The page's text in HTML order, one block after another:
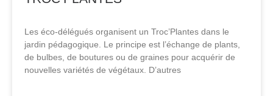
Les éco-délégués organisent un Troc’Plantes dans le
jardin pédagogique. Le principe est l’échange de plants,
de bulbes, de boutures ou de graines pour acquérir de
nouvelles variétés de végétaux. D’autres